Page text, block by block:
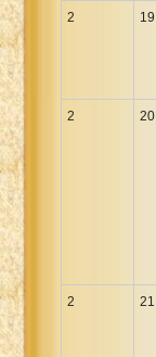
2 19
2 20
2 21